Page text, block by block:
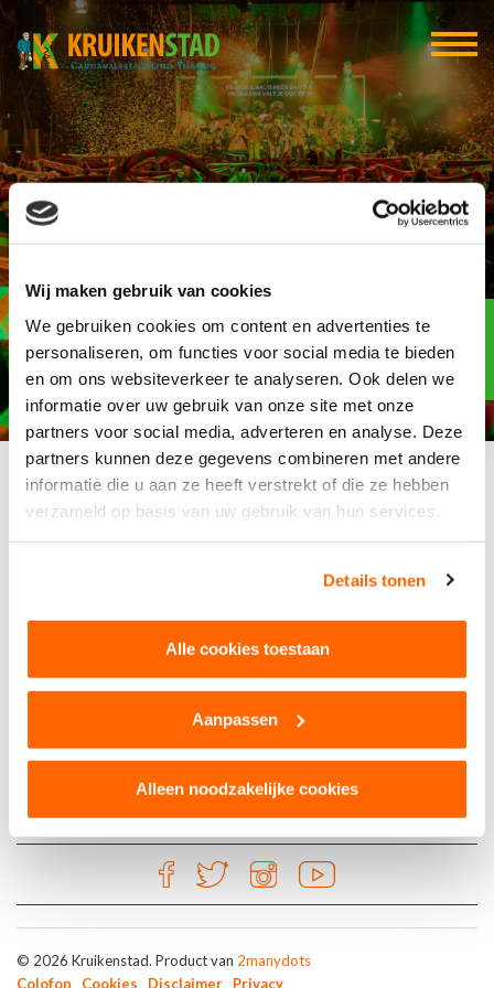
Wij maken gebruik van cookies
We gebruiken cookies om content en advertenties te
personaliseren, om functies voor social media te bieden
en om ons websiteverkeer te analyseren. Ook delen we
informatie over uw gebruik van onze site met onze
partners voor social media, adverteren en analyse. Deze
partners kunnen deze gegevens combineren met andere
informatie die u aan ze heeft verstrekt of die ze hebben
verzameld op basis van uw gebruik van hun services.
Details tonen
Alle cookies toestaan
Aanpassen
Alleen noodzakelijke cookies
WoninghurenMP
Stuperèrs
Elf-elf
over
94
© 2026 Kruikenstad. Product van 2manydots
Colofon
Cookies Disclaimer Privacy